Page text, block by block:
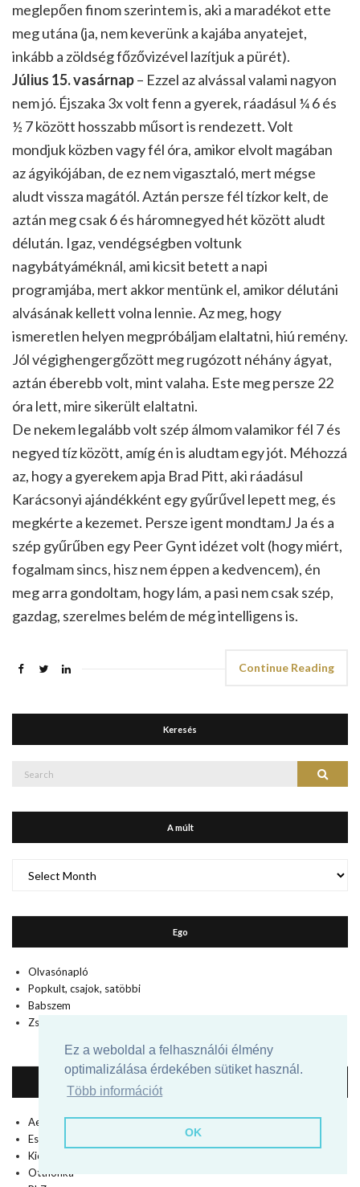
Ez a weboldal a felhasználói élmény
optimalizálása érdekében sütiket használ.
Több információt
OK
meglepően finom szerintem is, aki a maradékot ette
meg utána (ja, nem keverünk a kajába anyatejet,
inkább a zöldség főzővizével lazítjuk a pürét).
Július 15. vasárnap– Ezzel az alvással valami nagyon
nem jó. Éjszaka 3x volt fenn a gyerek, ráadásul ¼ 6 és
½ 7 között hosszabb műsort is rendezett. Volt
mondjuk közben vagy fél óra, amikor elvolt magában
az ágyikójában, de ez nem vigasztaló, mert mégse
aludt vissza magától. Aztán persze fél tízkor kelt, de
aztán meg csak 6 és háromnegyed hét között aludt
délután. Igaz, vendégségben voltunk
nagybátyáméknál, ami kicsit betett a napi
programjába, mert akkor mentünk el, amikor délutáni
alvásának kellett volna lennie. Az meg, hogy
ismeretlen helyen megpróbáljam elaltatni, hiú remény.
Jól végighengergőzött meg rugózott néhány ágyat,
aztán éberebb volt, mint valaha. Este meg persze 22
óra lett, mire sikerült elaltatni.
De nekem legalább volt szép álmom valamikor fél 7 és
negyed tíz között, amíg én is aludtam egy jót. Méhozzá
az, hogy a gyerekem apja Brad Pitt, aki ráadásul
Karácsonyi ajándékként egy gyűrűvel lepett meg, és
megkérte a kezemet. Persze igent mondtamJ Ja és a
szép gyűrűben egy Peer Gynt idézet volt (hogy miért,
fogalmam sincs, hisz nem éppen a kedvencem), én
meg arra gondoltam, hogy lám, a pasi nem csak szép,
gazdag, szerelmes belém de még intelligens is.
Continue Reading
Keresés
Search
A múlt
múlt
Ego
Olvasónapló
Popkult, csajok, satöbbi
Babszem
Zsebi
Aeon Flux
Eszter befőz
Kicsi Vú
Otthonka